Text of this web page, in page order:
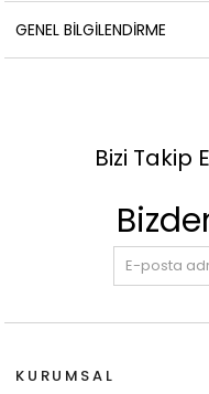
GENEL BILGILENDIRME
Bizi Takip
KURUMSAL